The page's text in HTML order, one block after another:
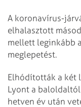
A koronavírus-
elhalasztott
mellett leginkább
meglepetést.
Elhódították a két
Lyont a
hetven év után